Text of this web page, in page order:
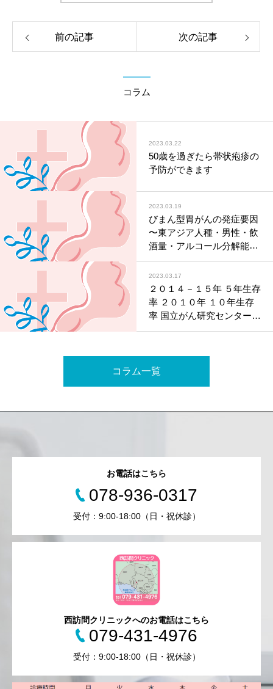
前の記事 次の記事
コラム
2023.03.22
50歳を過ぎたら帯状疱疹の
予防ができます
2023.03.19
びまん型胃がんの発症要因
〜東アジア人種・男性・飲
酒量・アルコール分解能が
関〜
（国立がん研究センター
令和５年３月１４日公表）
2023.03.17
２０１４－１５年 ５年生存
率 ２０１０年 １０年生存
率 国立がん研究センター集
計結果 （令和５年３月１６
コラム一覧
お電話はこちら
078-936-0317
受付：9:00-18:00（日・祝休診）
西訪問クリニックへのお電話はこちら
079-431-4976
受付：9:00-18:00（日・祝休診）